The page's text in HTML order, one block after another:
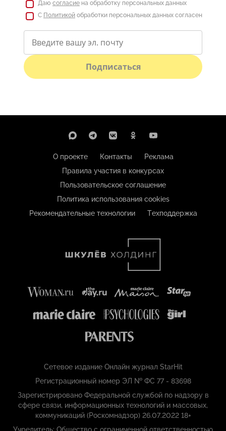
Даю согласие на обработку персональных данных
С Политикой обработки персональных данных согласен
Подписаться
О проекте Контакты
Реклама
Правила участия в конкурсах
Пользовательское соглашение
Политика использования cookies
Рекомендательные технологии
Техподдержка
Сетевое издание Онлайн журнал StarHit
Регистрационный номер ЭЛ № ФС 77 - 83698
Зарегистрировано Федеральной службой по надзору в
сфере связи, информационных технологий и массовых,
коммуникаций (Роскомнадзор) 26.07.2022 18+
Учредитель: Общество с ограниченной ответственностью